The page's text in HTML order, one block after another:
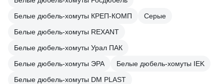
Белые дюбель-хомуты КРЕП-КОМП
Серые
Белые дюбель-хомуты REXANT
Белые дюбель-хомуты Урал ПАК
Белые дюбель-хомуты ЭРА
Белые дюбель-хомуты IEK
Белые дюбель-хомуты DM PLAST